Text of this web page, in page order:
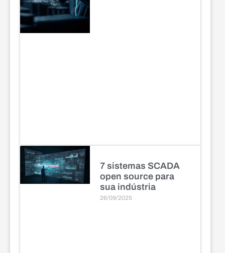
7 sistemas SCADA
open source para
sua indústria
26/09/2025